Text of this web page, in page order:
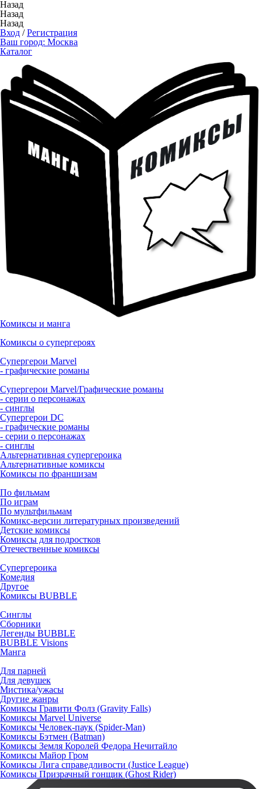
Назад
Назад
Назад
Вход /Регистрация
Ваш город: Москва
Каталог
Комиксы и манга
Комиксы о супергероях
Супергерои Marvel
- графические романы
Супергерои Marvel/Графические романы
- серии о персонажах
- синглы
Супергерои DC
- графические романы
- серии о персонажах
- синглы
Альтернативная супергероика
Альтернативные комиксы
Комиксы по франшизам
По фильмам
По играм
По мультфильмам
Комикс-версии литературных произведений
Детские комиксы
Комиксы для подростков
Отечественные комиксы
Супергероика
Комедия
Другое
Комиксы BUBBLE
Синглы
Сборники
Легенды BUBBLE
BUBBLE Visions
Манга
Для парней
Для девушек
Мистика/ужасы
Другие жанры
Комиксы Гравити Фолз (Gravity Falls)
Комиксы Marvel Universe
Комиксы Человек-паук (Spider-Man)
Комиксы Бэтмен (Batman)
Комиксы Земля Королей Федора Нечитайло
Комиксы Майор Гром
Комиксы Лига справедливости (Justice League)
Комиксы Призрачный гонщик (Ghost Rider)